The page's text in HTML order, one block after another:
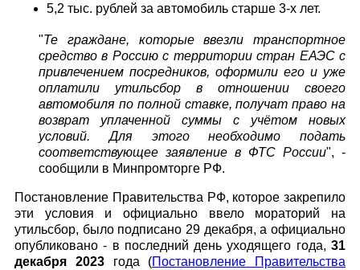
5,2 тыс. рублей за автомобиль старше 3-х лет.
"Те граждане, которые ввезли транспортное
средство в Россию с территории стран ЕАЭС с
привлечением посредников, оформили его и уже
оплатили утильсбор в отношении своего
автомобиля по полной ставке, получат право на
возврат уплаченной суммы с учётом новых
условий. Для этого необходимо подать
соответствующее заявление в ФТС России", -
сообщили в Минпромторге РФ.
Постановление Правительства РФ, которое закрепило
эти условия и официально ввело мораторий на
утильсбор, было подписано 29 декабря, а официально
опубликовано - в последний день уходящего года, 31
декабря 2023года (Постановление Правительства